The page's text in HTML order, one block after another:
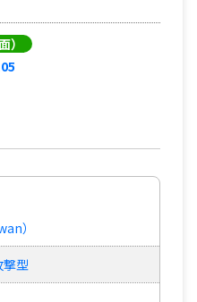
）
）
撃型